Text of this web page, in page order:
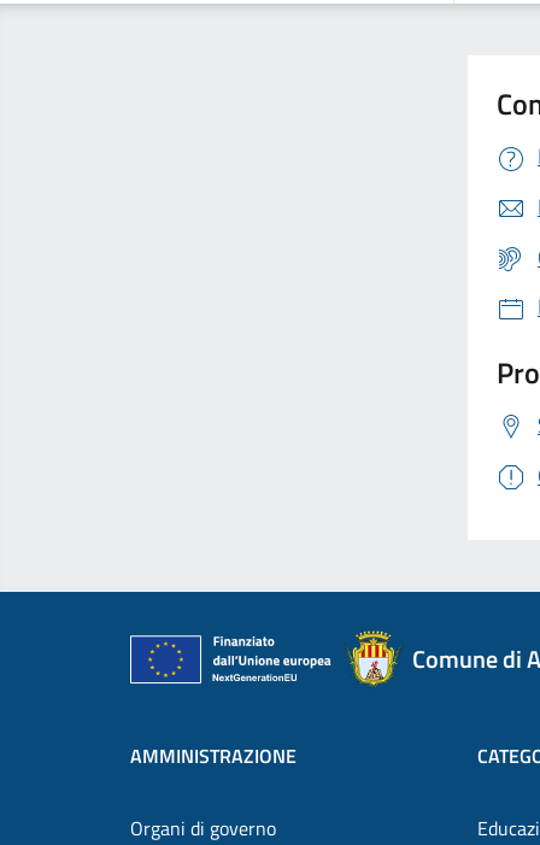
Comune di
AMMINISTRAZIONE
Organi di governo